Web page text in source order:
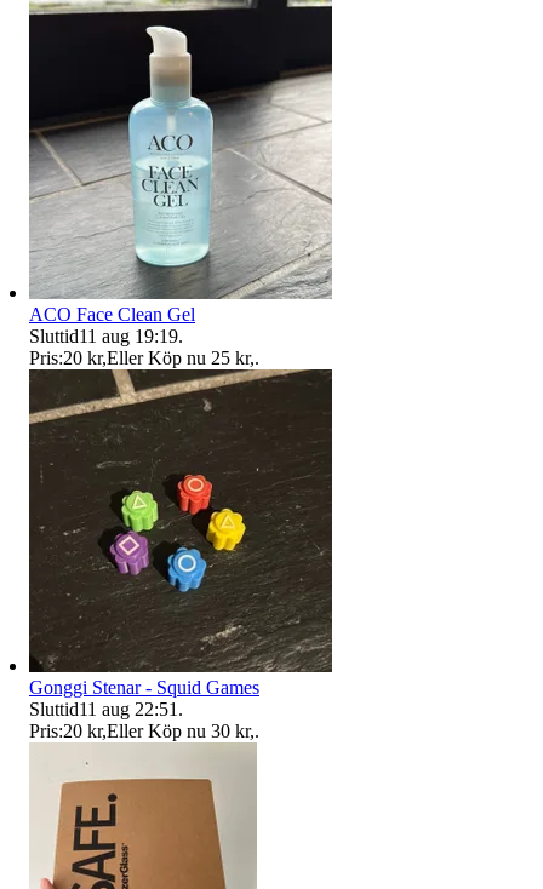
ACO Face Clean Gel
Sluttid11 aug 19:19.
Pris:20 kr,Eller Köp nu 25 kr,.
Gonggi Stenar - Squid Games
Sluttid11 aug 22:51 .
Pris:20 kr,Eller Köp nu 30 kr,.